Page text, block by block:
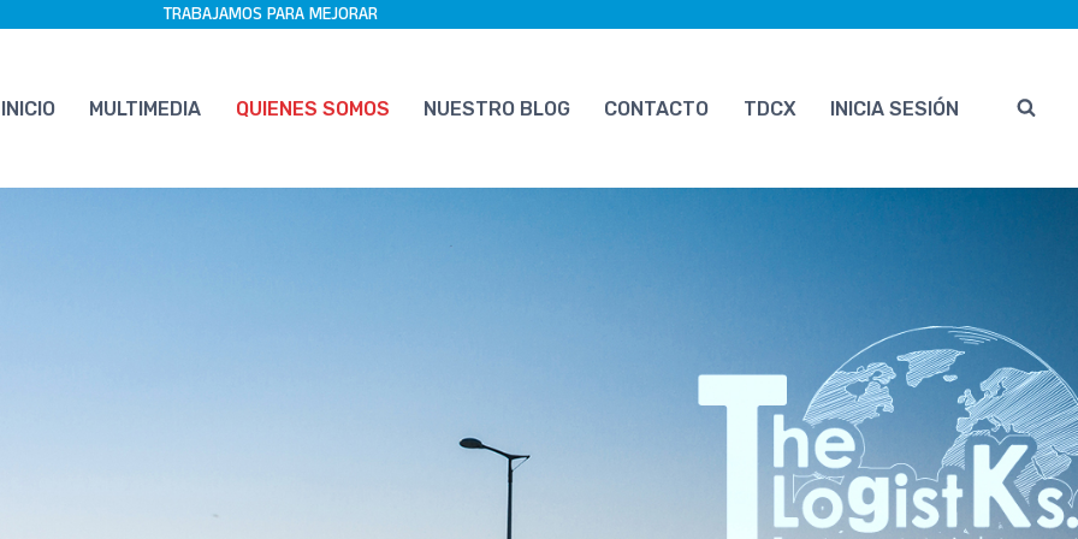
TRABAJAMOS PARA MEJORAR
INICIO MULTIMEDIA QUIENES SOMOS NUESTRO BLOG CONTACTO TDCX INICIA SESIÓN